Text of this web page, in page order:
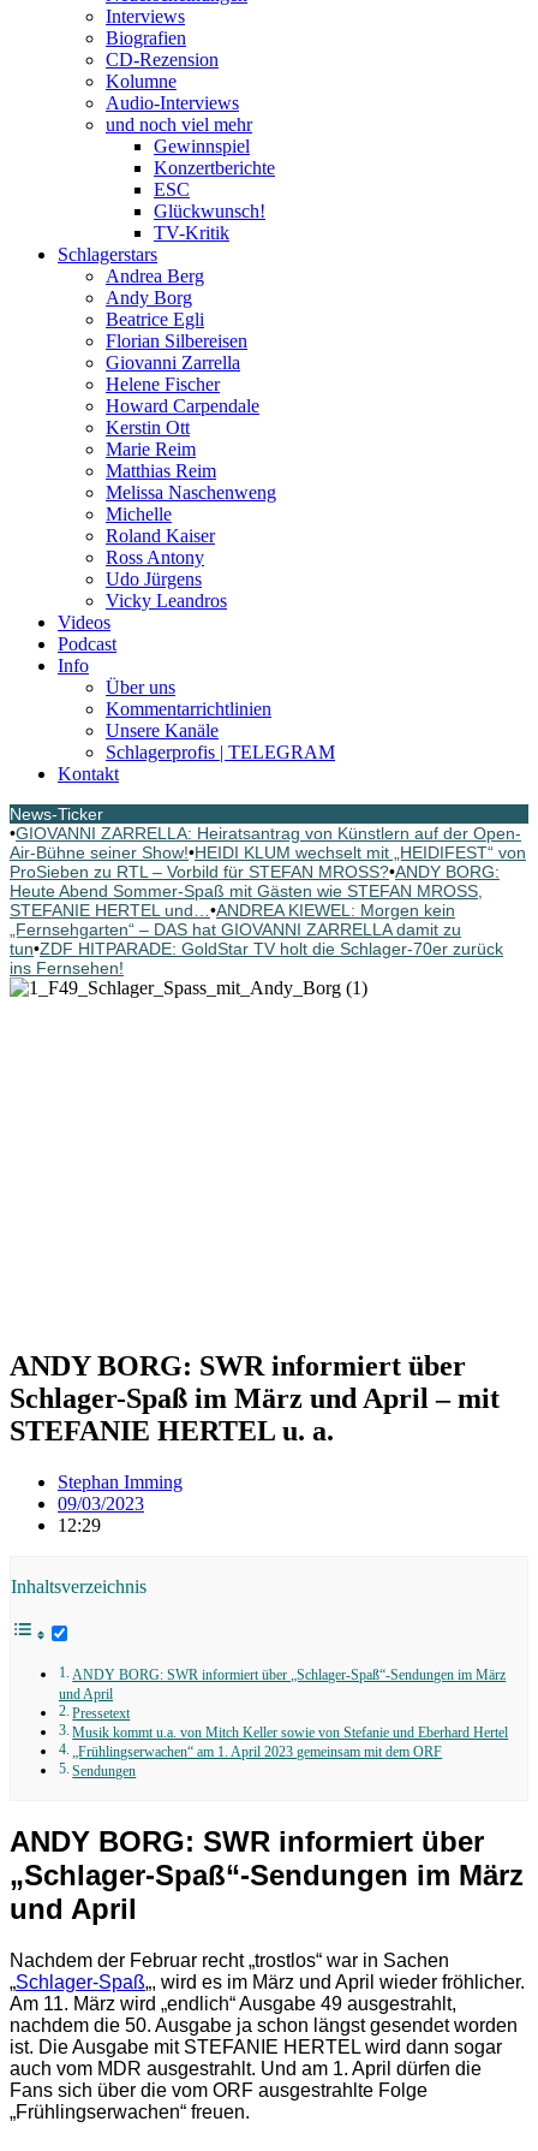
Interviews
Biografien
CD-Rezension
Kolumne
Audio-Interviews
und noch viel mehr
Gewinnspiel
Konzertberichte
ESC
Glückwunsch!
TV-Kritik
Schlagerstars
Andrea Berg
Andy Borg
Beatrice Egli
Florian Silbereisen
Giovanni Zarrella
Helene Fischer
Howard Carpendale
Kerstin Ott
Marie Reim
Matthias Reim
Melissa Naschenweng
Michelle
Roland Kaiser
Ross Antony
Udo Jürgens
Vicky Leandros
Videos
Podcast
Info
Über uns
Kommentarrichtlinien
Unsere Kanäle
Schlagerprofis | TELEGRAM
Kontakt
News-Ticker
•GIOVANNI ZARRELLA: Heiratsantrag von Künstlern auf der Open-
Air-Bühne seiner Show!•HEIDI KLUM wechselt mit „HEIDIFEST“ von
ProSieben zu RTL – Vorbild für STEFAN MROSS?•ANDY BORG:
Heute Abend Sommer-Spaß mit Gästen wie STEFAN MROSS,
STEFANIE HERTEL und… •ANDREA KIEWEL: Morgen kein
„Fernsehgarten“ – DAS hat GIOVANNI ZARRELLA damit zu
tun•ZDF HITPARADE: GoldStar TV holt die Schlager-70er zurück
ins Fernsehen!
ANDY BORG: SWR informiert über
Schlager-Spaß im März und April – mit
STEFANIE HERTEL u. a.
Stephan Imming
09/03/2023
12:29
Inhaltsverzeichnis
ANDY BORG: SWR informiert über „Schlager-Spaß“-Sendungen im März
und April
Pressetext
Musik kommt u.a. von Mitch Keller sowie von Stefanie und Eberhard Hertel
„Frühlingserwachen“ am 1. April 2023 gemeinsam mit dem ORF
Sendungen
ANDY BORG: SWR informiert über
„Schlager-Spaß“-Sendungen im März
und April
Nachdem der Februar recht „trostlos“ war in Sachen
„Schlager-Spaß„, wird es im März und April wieder fröhlicher.
Am 11. März wird „endlich“ Ausgabe 49 ausgestrahlt,
nachdem die 50. Ausgabe ja schon längst gesendet worden
ist. Die Ausgabe mit STEFANIE HERTEL wird dann sogar
auch vom MDR ausgestrahlt. Und am 1. April dürfen die
Fans sich über die vom ORF ausgestrahlte Folge
„Frühlingserwachen“ freuen.